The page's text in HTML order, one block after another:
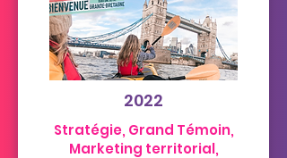
2022
Stratégie, Grand Témoin,
Marketing territorial,